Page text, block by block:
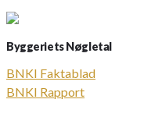
Byggeriets Nøgletal
BNKI Faktablad
BNKI Rapport